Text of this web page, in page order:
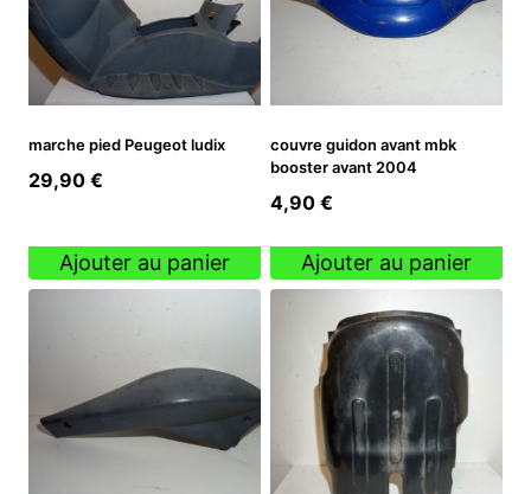
marche pied Peugeot ludix
29,90 €
Ajouter au panier
couvre guidon avant mbk
booster avant 2004
4,90 €
Ajouter au panier